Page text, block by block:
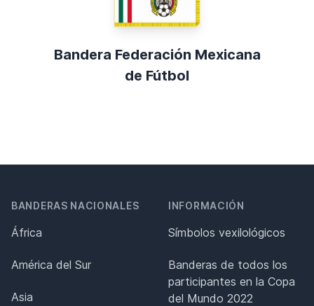
Bandera Federación Mexicana
de Fútbol
BANDERAS NACIONALES
África
América del Sur
Asia
INFORMACIÓN
Símbolos vexilológicos
Banderas de todos los
participantes en la Copa
del Mundo 2022